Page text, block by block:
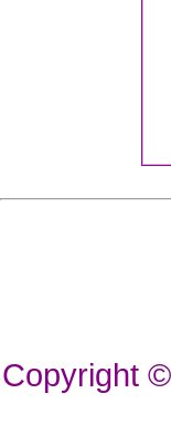
Copyright